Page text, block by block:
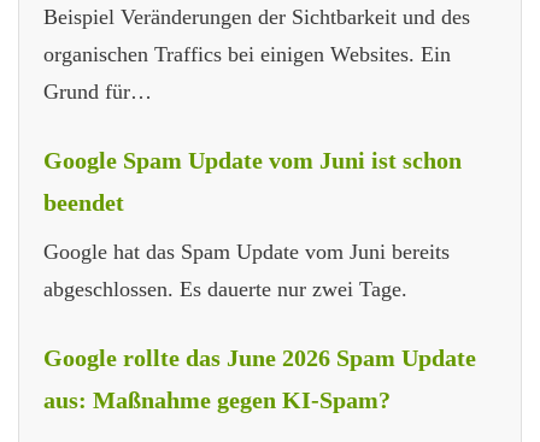
Beispiel Veränderungen der Sichtbarkeit und des
organischen Traffics bei einigen Websites. Ein
Grund für…
Google Spam Update vom Juni ist schon
beendet
Google hat das Spam Update vom Juni bereits
abgeschlossen. Es dauerte nur zwei Tage.
Google rollte das June 2026 Spam Update
aus: Maßnahme gegen KI-Spam?